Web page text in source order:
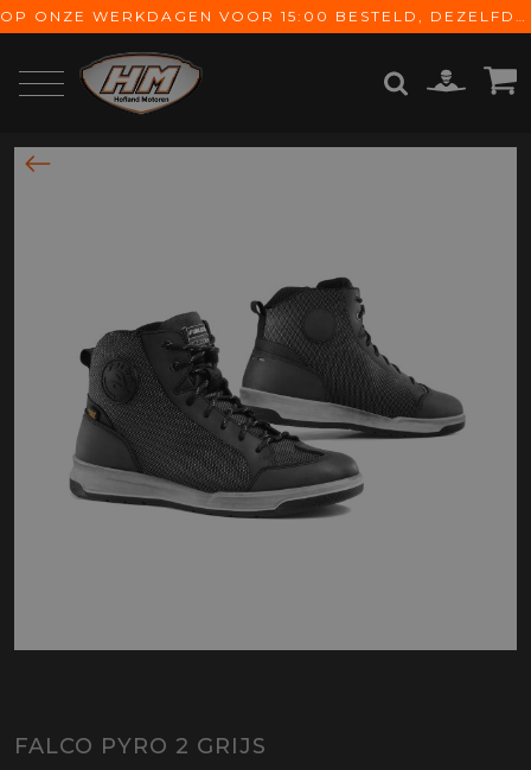
OP ONZE WERKDAGEN VOOR 15:00 BESTELD, DEZELFDE DAG VERZONDEN! GRATIS VERZENDING VANAF € 65,-
FALCO PYRO 2 GRIJS